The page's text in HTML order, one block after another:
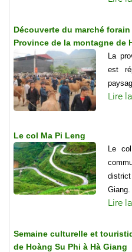
Découverte du marché
Province de la montagne de
La
est
Lire
Le col Ma Pi Leng
Le
Giang.
Lire
Semaine culturelle et
de Hoàng Su Phi à Hà Giang